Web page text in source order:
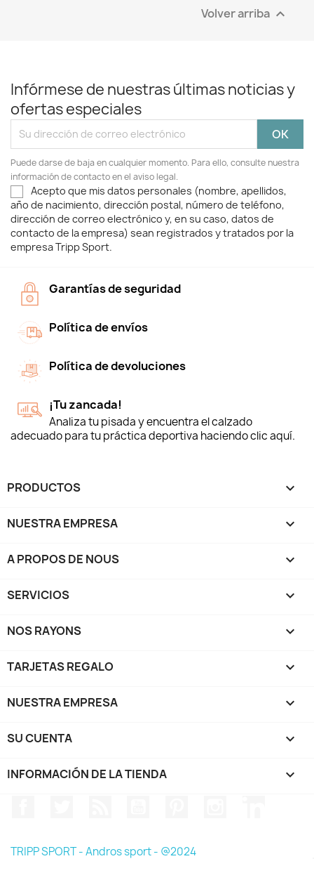
Volver arriba 
Infórmese de nuestras últimas noticias y
ofertas especiales
Puede darse de baja en cualquier momento. Para ello, consulte nuestra
información de contacto en el aviso legal.
Acepto que mis datos personales (nombre, apellidos,
año de nacimiento, dirección postal, número de teléfono,
dirección de correo electrónico y, en su caso, datos de
contacto de la empresa) sean registrados y tratados por la
empresa Tripp Sport.
Garantías de seguridad
Política de envíos
Política de devoluciones
¡Tu zancada!
Analiza tu pisada y encuentra el calzado
adecuado para tu práctica deportiva haciendo clic aquí.
PRODUCTOS 
NUESTRA EMPRESA 
A PROPOS DE NOUS 
SERVICIOS 
NOS RAYONS 
TARJETAS REGALO 
NUESTRA EMPRESA 
SU CUENTA 
INFORMACIÓN DE LA TIENDA keyboard_arrow_down
TRIPP SPORT - Andros sport - @2024